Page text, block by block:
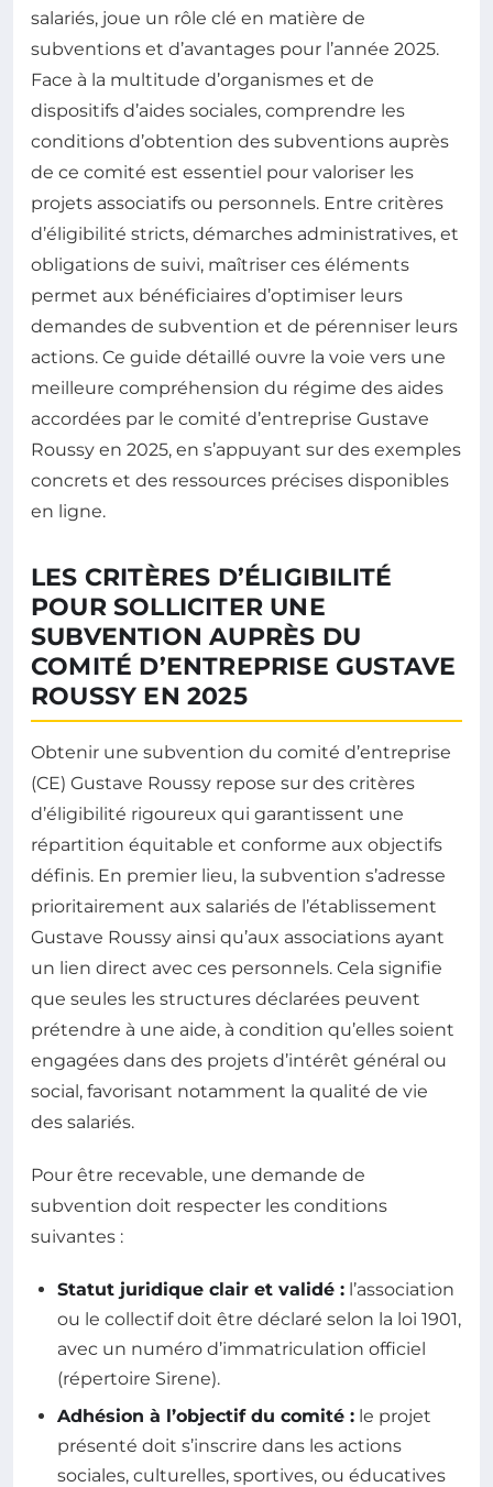
salariés, joue un rôle clé en matière de
subventions et d’avantages pour l’année 2025.
Face à la multitude d’organismes et de
dispositifs d’aides sociales, comprendre les
conditions d’obtention des subventions auprès
de ce comité est essentiel pour valoriser les
projets associatifs ou personnels. Entre critères
d’éligibilité stricts, démarches administratives, et
obligations de suivi, maîtriser ces éléments
permet aux bénéficiaires d’optimiser leurs
demandes de subvention et de pérenniser leurs
actions. Ce guide détaillé ouvre la voie vers une
meilleure compréhension du régime des aides
accordées par le comité d’entreprise Gustave
Roussy en 2025, en s’appuyant sur des exemples
concrets et des ressources précises disponibles
en ligne.
LES CRITÈRES D’ÉLIGIBILITÉ
POUR SOLLICITER UNE
SUBVENTION AUPRÈS DU
COMITÉ D’ENTREPRISE GUSTAVE
ROUSSY EN 2025
Obtenir une subvention du comité d’entreprise
(CE) Gustave Roussy repose sur des critères
d’éligibilité rigoureux qui garantissent une
répartition équitable et conforme aux objectifs
définis. En premier lieu, la subvention s’adresse
prioritairement aux salariés de l’établissement
Gustave Roussy ainsi qu’aux associations ayant
un lien direct avec ces personnels. Cela signifie
que seules les structures déclarées peuvent
prétendre à une aide, à condition qu’elles soient
engagées dans des projets d’intérêt général ou
social, favorisant notamment la qualité de vie
des salariés.
Pour être recevable, une demande de
subvention doit respecter les conditions
suivantes :
Statut juridique clair et validé : l’association
ou le collectif doit être déclaré selon la loi 1901,
avec un numéro d’immatriculation officiel
(répertoire Sirene).
Adhésion à l’objectif du comité : le projet
présenté doit s’inscrire dans les actions
sociales, culturelles, sportives, ou éducatives